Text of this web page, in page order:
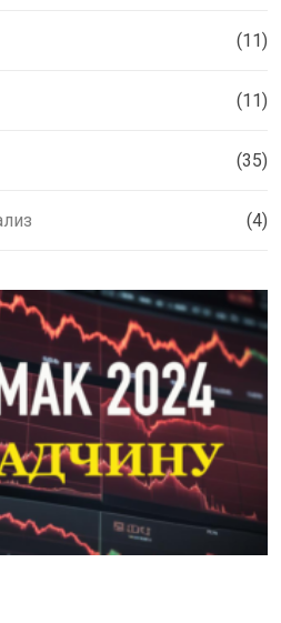
(11)
(11)
(35)
(4)